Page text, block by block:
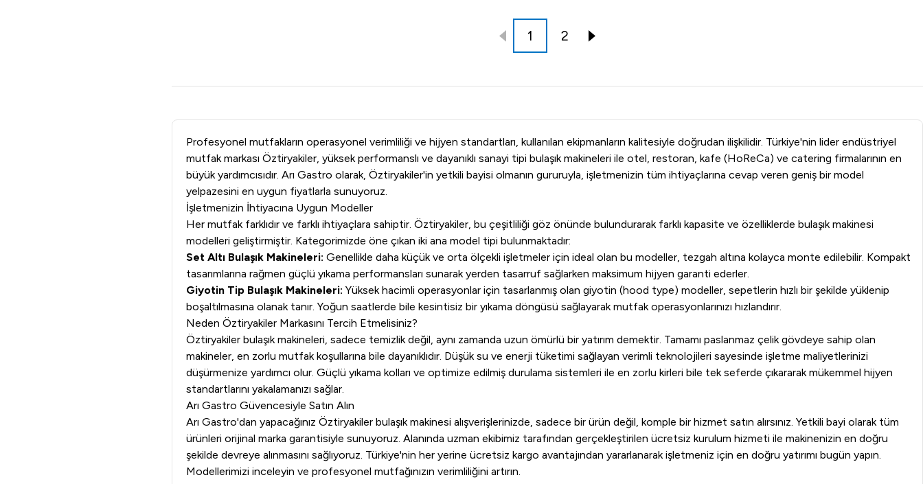
1 2
Profesyonel mutfakların operasyonel verimliliği ve hijyen standartları, kullanılan ekipmanların kalitesiyle doğrudan ilişkilidir. Türkiye'nin lider endüstriyel
mutfak markası Öztiryakiler, yüksek performanslı ve dayanıklı sanayi tipi bulaşık makineleri ile otel, restoran, kafe (HoReCa) ve catering firmalarının en
büyük yardımcısıdır. Arı Gastro olarak, Öztiryakiler'in yetkili bayisi olmanın gururuyla, işletmenizin tüm ihtiyaçlarına cevap veren geniş bir model
yelpazesini en uygun fiyatlarla sunuyoruz.
İşletmenizin İhtiyacına Uygun Modeller
Her mutfak farklıdır ve farklı ihtiyaçlara sahiptir. Öztiryakiler, bu çeşitliliği göz önünde bulundurarak farklı kapasite ve özelliklerde bulaşık makinesi
modelleri geliştirmiştir. Kategorimizde öne çıkan iki ana model tipi bulunmaktadır:
Set Altı Bulaşık Makineleri: Genellikle daha küçük ve orta ölçekli işletmeler için ideal olan bu modeller, tezgah altına kolayca monte edilebilir. Kompakt
tasarımlarına rağmen güçlü yıkama performansları sunarak yerden tasarruf sağlarken maksimum hijyen garanti ederler.
Giyotin Tip Bulaşık Makineleri: Yüksek hacimli operasyonlar için tasarlanmış olan giyotin (hood type) modeller, sepetlerin hızlı bir şekilde yüklenip
boşaltılmasına olanak tanır. Yoğun saatlerde bile kesintisiz bir yıkama döngüsü sağlayarak mutfak operasyonlarınızı hızlandırır.
Neden Öztiryakiler Markasını Tercih Etmelisiniz?
Öztiryakiler bulaşık makineleri, sadece temizlik değil, aynı zamanda uzun ömürlü bir yatırım demektir. Tamamı paslanmaz çelik gövdeye sahip olan
makineler, en zorlu mutfak koşullarına bile dayanıklıdır. Düşük su ve enerji tüketimi sağlayan verimli teknolojileri sayesinde işletme maliyetlerinizi
düşürmenize yardımcı olur. Güçlü yıkama kolları ve optimize edilmiş durulama sistemleri ile en zorlu kirleri bile tek seferde çıkararak mükemmel hijyen
standartlarını yakalamanızı sağlar.
Arı Gastro Güvencesiyle Satın Alın
Arı Gastro'dan yapacağınız Öztiryakiler bulaşık makinesi alışverişlerinizde, sadece bir ürün değil, komple bir hizmet satın alırsınız. Yetkili bayi olarak tüm
ürünleri orijinal marka garantisiyle sunuyoruz. Alanında uzman ekibimiz tarafından gerçekleştirilen ücretsiz kurulum hizmeti ile makinenizin en doğru
şekilde devreye alınmasını sağlıyoruz. Türkiye'nin her yerine ücretsiz kargo avantajından yararlanarak işletmeniz için en doğru yatırımı bugün yapın.
Modellerimizi inceleyin ve profesyonel mutfağınızın verimliliğini artırın.